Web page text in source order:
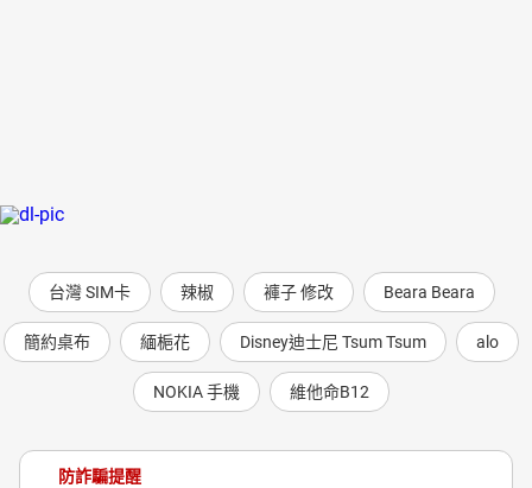
台灣 SIM卡 辣椒 褲子 修改 Beara Beara
簡約桌布 緬梔花 Disney迪士尼 Tsum Tsum alo
NOKIA 手機 維他命B12
防詐騙提醒